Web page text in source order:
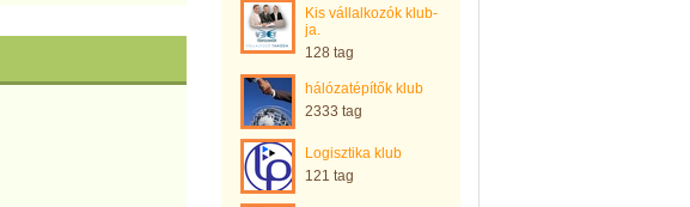
Kis vállalkozók klub-
ja.
128 tag
hálózatépítők klub
2333 tag
Logisztika klub
121 tag